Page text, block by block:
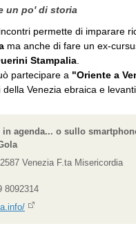
un po' di storia
permette di imparare
ma anche di fare un ex-
Stampalia
partecipare a "Oriente a
Venezia ebraica e
in agenda... o sullo
Venezia F.ta Misericordia
8092314